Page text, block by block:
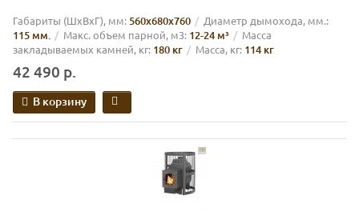
Габариты (ШхВхГ), мм:560х680х760 Диаметр дымохода, мм.:
115 мм. Макс. объем парной, м3: 12-24 м³
Масса
закладываемых камней, кг: 180 кг Масса, кг: 114 кг
42 490 р.
В корзину